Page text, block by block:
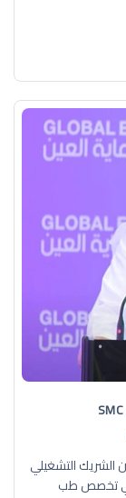
الشريك التشغيلي
في تخصص طب